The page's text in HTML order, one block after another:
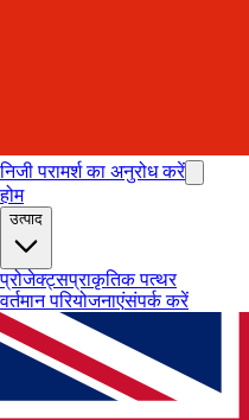
निजी परामर्श का अनुरोध करें
होम
उत्पाद
प्रोजेक्ट्सप्राकृतिक पत्थर
वर्तमान परियोजनाएंसंपर्क करें